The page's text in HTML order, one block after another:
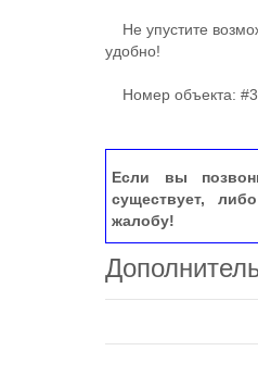
Не упустите
удобно!
Номер объекта:
Если вы
существует,
жалобу!